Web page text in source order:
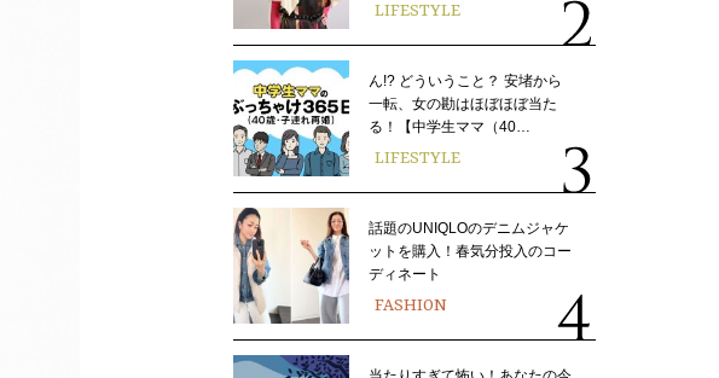
LIFESTYLE
ん!? どういうこと？ 安堵から
一転、女の勘はほぼほぼ当た
る！【中学生ママ（40…
LIFESTYLE
話題のUNIQLOのデニムジャケ
ットを購入！春気分投入のコー
ディネート
FASHION